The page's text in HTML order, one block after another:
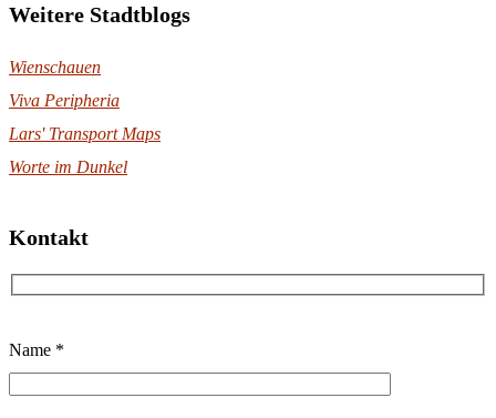
Weitere Stadtblogs
Wienschauen
Viva Peripheria
Lars' Transport Maps
Worte im Dunkel
Kontakt
t
Name *